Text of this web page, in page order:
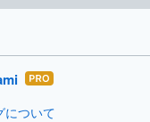
はて
なブ
について